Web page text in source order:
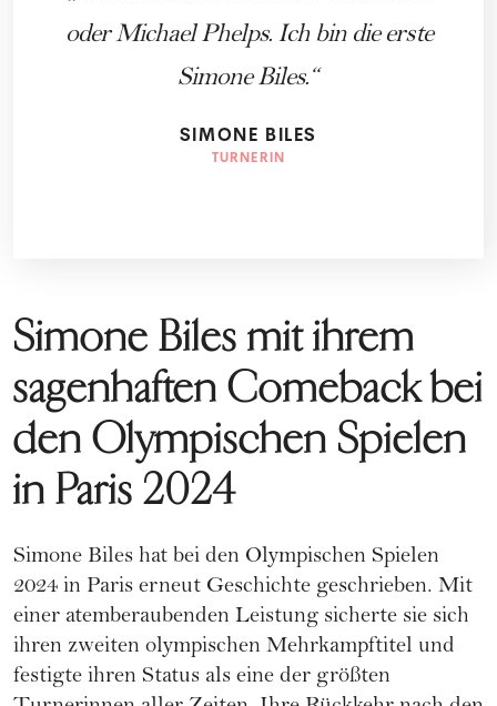
oder Michael Phelps. Ich bin die erste
Simone Biles.
SIMONE BILES
TURNERIN
Simone Biles mit ihrem
sagenhaften Comeback bei
den Olympischen Spielen
in Paris 2024
Simone Biles hat bei den Olympischen Spielen
2024 in Paris erneut Geschichte geschrieben. Mit
einer atemberaubenden Leistung sicherte sie sich
ihren zweiten olympischen Mehrkampftitel und
festigte ihren Status als eine der größten